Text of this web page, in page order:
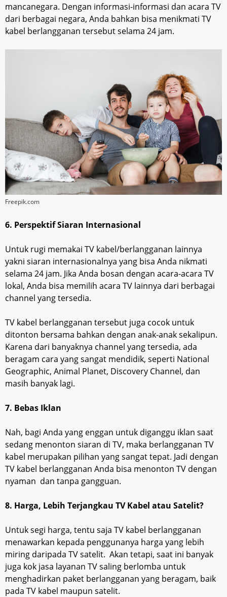
mancanegara. Dengan informasi-informasi dan acara TV
dari berbagai negara, Anda bahkan bisa menikmati TV
kabel berlangganan tersebut selama 24 jam.
Freepik.com
6. Perspektif Siaran Internasional
Untuk rugi memakai TV kabel/berlangganan lainnya
yakni siaran internasionalnya yang bisa Anda nikmati
selama 24 jam. Jika Anda bosan dengan acara-acara TV
lokal, Anda bisa memilih acara TV lainnya dari berbagai
channel yang tersedia.
TV kabel berlangganan tersebut juga cocok untuk
ditonton bersama bahkan dengan anak-anak sekalipun.
Karena dari banyaknya channel yang tersedia, ada
beragam cara yang sangat mendidik, seperti National
Geographic, Animal Planet, Discovery Channel, dan
masih banyak lagi.
7. Bebas Iklan
Nah, bagi Anda yang enggan untuk diganggu iklan saat
sedang menonton siaran di TV, maka berlangganan TV
kabel merupakan pilihan yang sangat tepat. Jadi dengan
TV kabel berlangganan Anda bisa menonton TV dengan
nyaman dan tanpa gangguan.
8. Harga, Lebih Terjangkau TV Kabel atau Satelit?
Untuk segi harga, tentu saja TV kabel berlangganan
menawarkan kepada penggunanya harga yang lebih
miring daripada TV satelit. Akan tetapi, saat ini banyak
juga kok jasa layanan TV saling berlomba untuk
menghadirkan paket berlangganan yang beragam, baik
pada TV kabel maupun satelit.